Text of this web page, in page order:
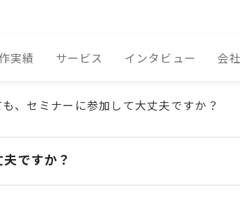
実績 サービス インタビュー 会
、セミナーに参加して大丈夫ですか？
ですか？